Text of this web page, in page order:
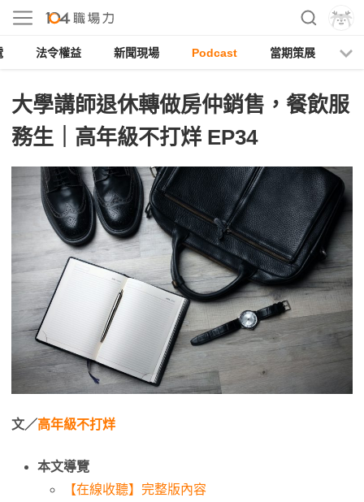
法令權益 新聞現場 Podcast 當期策展
大學講師退休轉做房仲銷售，餐飲服
務生｜高年級不打烊 EP34
文／高年級不打烊
本文導覽
【在線收聽】完整版內容